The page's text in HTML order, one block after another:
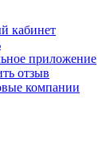
кабинет
приложение
отзыв
компании